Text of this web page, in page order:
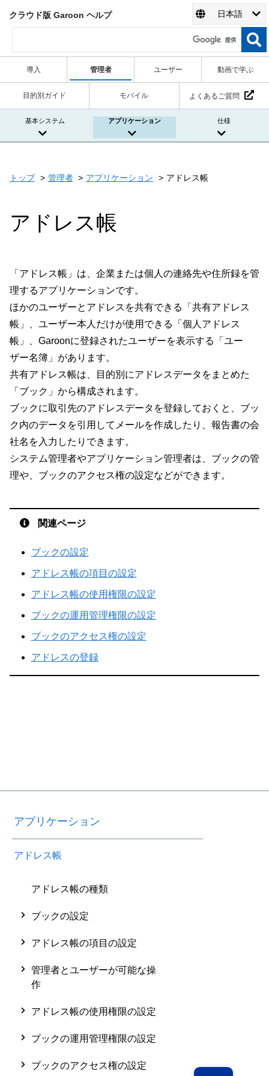
クラウド版 Garoon ヘルプ 日本語
導入 管理者 ユーザー 動画で学ぶ
目的別ガイド モバイル よくあるご質問
基本システム アプリケーション 仕様
トップ 管理者 アプリケーション アドレス帳
アドレス帳
「アドレス帳」は、企業または個人の連絡先や住所録を管
理するアプリケーションです。
ほかのユーザーとアドレスを共有できる「共有アドレス
帳」、ユーザー本人だけが使用できる「個人アドレス
帳」、Garoonに登録されたユーザーを表示する「ユー
ザー名簿」があります。
共有アドレス帳は、目的別にアドレスデータをまとめた
「ブック」から構成されます。
ブックに取引先のアドレスデータを登録しておくと、ブッ
ク内のデータを引用してメールを作成したり、報告書の会
社名を入力したりできます。
システム管理者やアプリケーション管理者は、ブックの管
理や、ブックのアクセス権の設定などができます。
関連ページ
ブックの設定
アドレス帳の項目の設定
アドレス帳の使用権限の設定
ブックの運用管理権限の設定
ブックのアクセス権の設定
アドレスの登録
アプリケーション
アドレス帳
アドレス帳の種類
ブックの設定
アドレス帳の項目の設定
管理者とユーザーが可能な操
作
アドレス帳の使用権限の設定
ブックの運用管理権限の設定
ブックのアクセス権の設定